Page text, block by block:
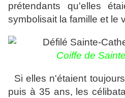
prétendants qu'elles
symbolisait la famille et le
Coiffe de
Si elles n'étaient
puis à 35 ans, les